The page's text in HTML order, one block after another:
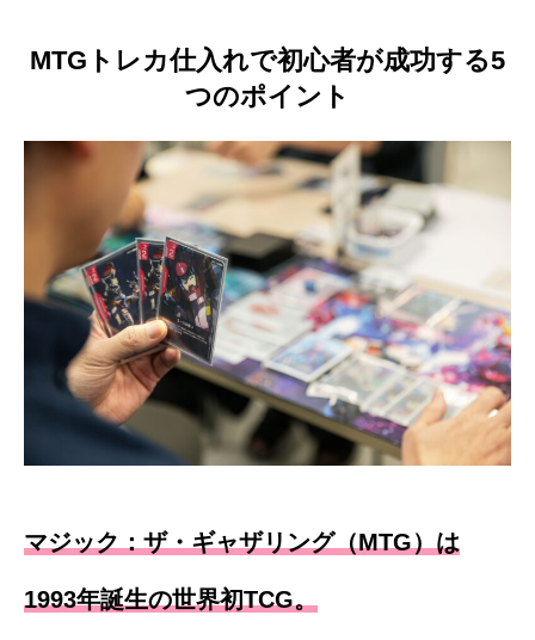
MTGトレカ仕入れで初心者が成功する5
つのポイント
マジック：ザ・ギャザリング（MTG）は
1993年誕生の世界初TCG。